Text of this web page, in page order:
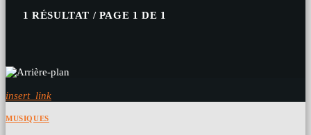
1 RÉSULTAT / PAGE 1 DE 1
insert_link
MUSIQUES